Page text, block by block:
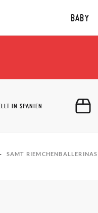
BABY
IN SPANIEN
SAMT